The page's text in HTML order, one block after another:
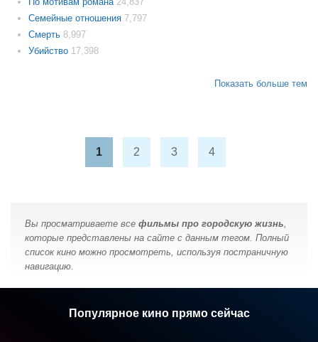
Семейные отношения 7,797
Смерть 8,997
Убийство 17,398
Показать больше тем
1 2 3 4
Вы просматриваете все фильмы про городскую жизнь,
которые представлены на сайте с данным тегом. Полный
список кино можно просмотреть, используя постраничную
навигацию.
Популярное кино прямо сейчас